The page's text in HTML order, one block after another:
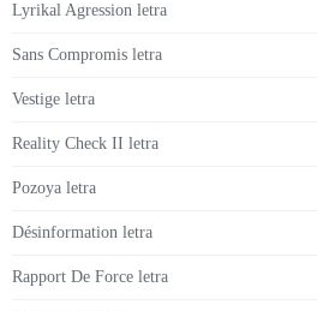
Lyrikal Agression letra
Sans Compromis letra
Vestige letra
Reality Check II letra
Pozoya letra
Désinformation letra
Rapport De Force letra